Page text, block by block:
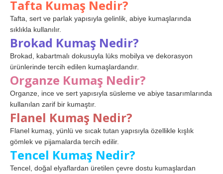
Tafta Kumaş Nedir?
Tafta, sert ve parlak yapısıyla gelinlik, abiye kumaşlarında
sıklıkla kullanılır.
Brokad Kumaş Nedir?
Brokad, kabartmalı dokusuyla lüks mobilya ve dekorasyon
ürünlerinde tercih edilen kumaşlardandır.
Organze Kumaş Nedir?
Organze, ince ve sert yapısıyla süsleme ve abiye tasarımlarında
kullanılan zarif bir kumaştır.
Flanel Kumaş Nedir?
Flanel kumaş, yünlü ve sıcak tutan yapısıyla özellikle kışlık
gömlek ve pijamalarda tercih edilir.
Tencel Kumaş Nedir?
Tencel, doğal elyaflardan üretilen çevre dostu kumaşlardan